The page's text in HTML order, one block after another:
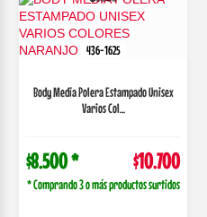
436-1625
Body Media Polera Estampado Unisex
Varios Col...
$8.500 * $10.700
* Comprando 3 o más productos surtidos